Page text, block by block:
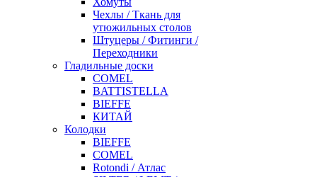
Чехлы / Ткань для
утюжильных столов
Штуцеры / Фитинги /
Переходники
Гладильные доски
COMEL
BATTISTELLA
BIEFFE
КИТАЙ
Колодки
BIEFFE
COMEL
Rotondi / Атлас